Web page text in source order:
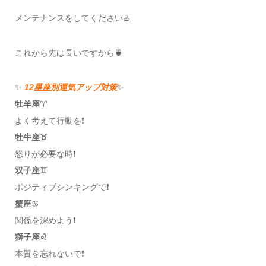
メンテナンスをしてください♨️
これから先は長いですから🍵
✨ 12星座別運気アップ対策✨
牡羊座♈️
よく考えて行動を❗️
牡牛座♉️
怒りが必要な時❗️
双子座♊️
ポジティブシンキングで❗️
蟹座♋️
関係を深めよう❗️
獅子座♌️
本質を忘れないで❗️